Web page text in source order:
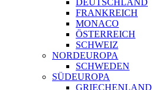
DEUTSCHLAND
FRANKREICH
MONACO
ÖSTERREICH
SCHWEIZ
NORDEUROPA
SCHWEDEN
SÜDEUROPA
GRIECHENLAND